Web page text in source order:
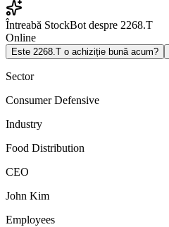
Întreabă StockBot despre 2268.T
Online
Este 2268.T o achiziție bună acum?
Sector
Consumer Defensive
Industry
Food Distribution
CEO
John Kim
Employees